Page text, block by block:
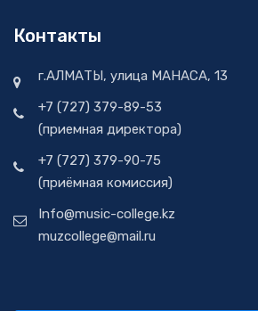
Контакты
г.АЛМАТЫ, улица МАНАСА, 13
+7 (727) 379-89-53
(приемная директора)
+7 (727) 379-90-75
(приёмная комиссия)
Info@music-college.kz
muzcollege@mail.ru